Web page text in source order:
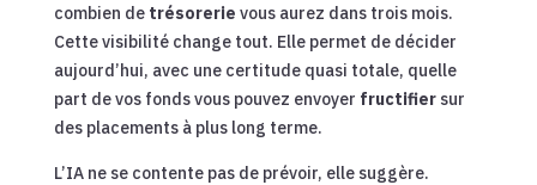
combien de trésorerie vous aurez dans trois mois.
Cette visibilité change tout. Elle permet de décider
aujourd’hui, avec une certitude quasi totale, quelle
part de vos fonds vous pouvez envoyer fructifiersur
des placements à plus long terme.
L’IA ne se contente pas de prévoir, elle suggère.